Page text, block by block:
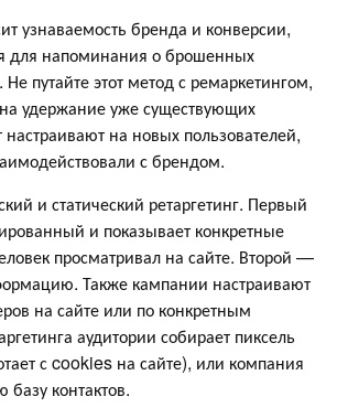
узнаваемость бренда и конверсии,
для напоминания о брошенных
Не путайте этот метод с ремаркетингом,
удержание уже существующих
настраивают на новых пользователей,
с брендом.
и статический ретаргетинг. Первый
и показывает конкретные
просматривал на сайте. Второй —
Также кампании настраивают
на сайте или по конкретным
аудитории собирает пиксель
с cookies на сайте), или компания
контактов.